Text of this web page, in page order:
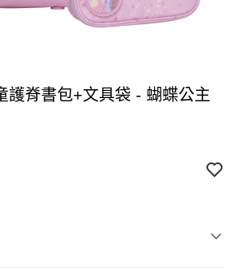
護脊書包+文具袋 - 蝴蝶公主